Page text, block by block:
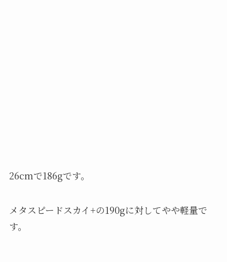
26cmで186gです。
メタスピードスカイ+の190gに対してやや軽量で
す。